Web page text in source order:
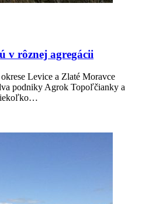
v rôznej agregácii
Levice a Zlaté Moravce
podniky Agrok Topoľčianky a